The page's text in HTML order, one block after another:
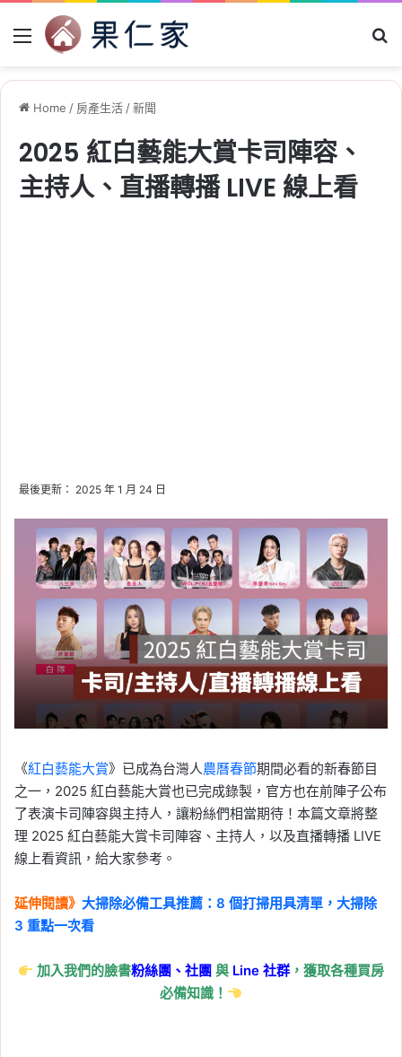
Menu
Home / 房產生活/新聞
2025 紅白藝能大賞卡司陣容、
主持人、直播轉播 LIVE 線上看
最後更新： 2025 年 1 月 24 日
《紅白藝能大賞》已成為台灣人農曆春節期間必看的新春節目
之一，2025 紅白藝能大賞也已完成錄製，官方也在前陣子公布
了表演卡司陣容與主持人，讓粉絲們相當期待！本篇文章將整
理 2025 紅白藝能大賞卡司陣容、主持人，以及直播轉播 LIVE
線上看資訊，給大家參考。
延伸閱讀》 大掃除必備工具推薦：8 個打掃用具清單，大掃除
3 重點一次看
加入我們的臉書粉絲團、社團與 Line社群 ，獲取各種買房
必備知識！